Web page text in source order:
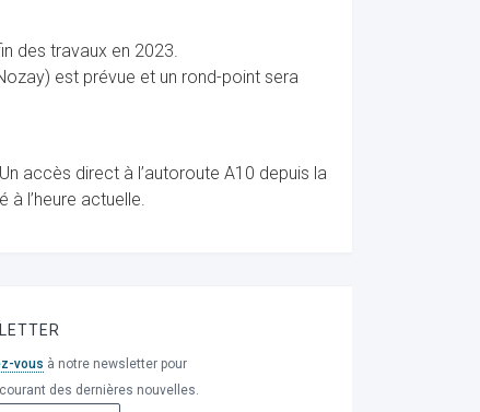
des travaux en 2023.
est prévue et un rond-point sera
accès direct à l’autoroute A10 depuis la
à l’heure actuelle.
vous à notre newsletter pour
des dernières nouvelles.